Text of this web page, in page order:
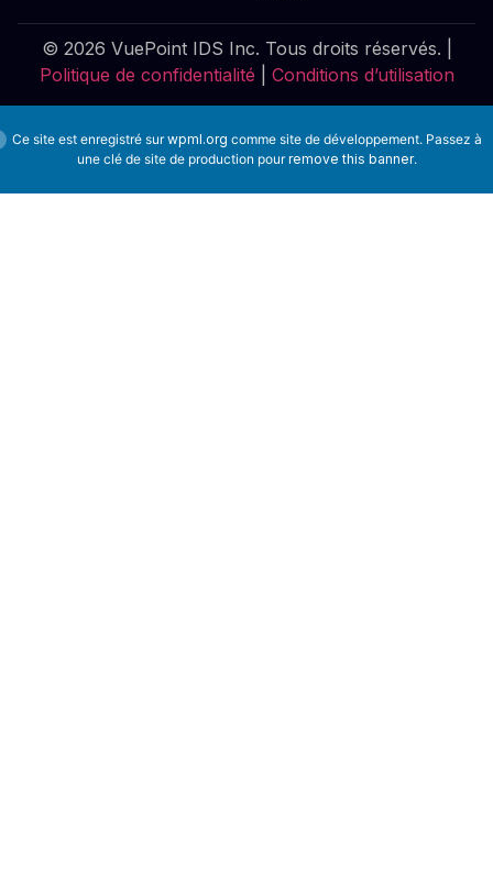
© 2026 VuePoint IDS Inc. Tous droits réservés. |
Politique de confidentialité
Conditions d’utilisation
Ce site est enregistré surwpml.org comme site de développement. Passez à
une clé de site de production pourremove this banner.